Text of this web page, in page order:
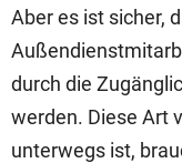
Aber es ist sicher,
durch die
werden. Diese Art
unterwegs ist,